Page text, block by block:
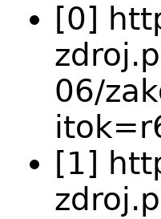
[0]
06/
[1]